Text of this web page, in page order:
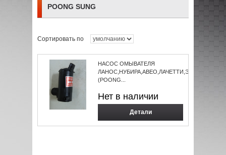
POONG SUNG
Сортировать по
НАСОС ОМЫВАТЕЛЯ
ЛАНОС,НУБИРА,АВЕО,ЛАЧЕТТИ,ЭПИКА
(POONG...
Нет в наличии
Детали